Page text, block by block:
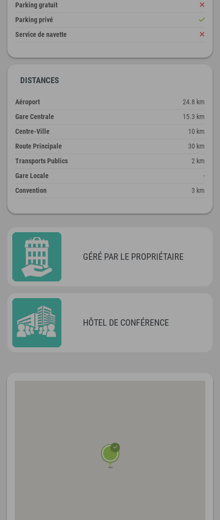
Parking gratuit
Parking privé
Service de navette
DISTANCES
Aéroport
24.8 km
Gare Centrale
15.3 km
Centre-Ville
10 km
Route Principale
30 km
Transports Publics
2 km
Gare Locale
-
Convention
3 km
GÉRÉ PAR LE PROPRIÉTAIRE
HÔTEL DE CONFÉRENCE